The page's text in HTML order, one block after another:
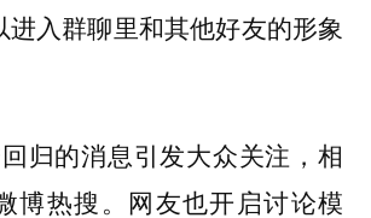
进入群聊里和其他好友的形象
归的消息引发大众关注，相
博热搜。网友也开启讨论模